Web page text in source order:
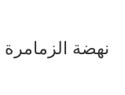
نهضة الزمامرة